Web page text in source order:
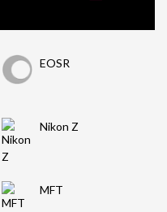
EOSR
Nikon Z
MFT